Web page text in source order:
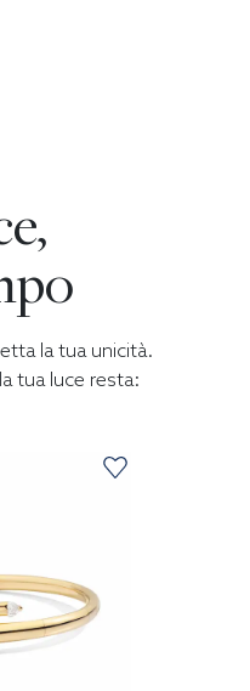
la tua unicità.
tua luce resta: